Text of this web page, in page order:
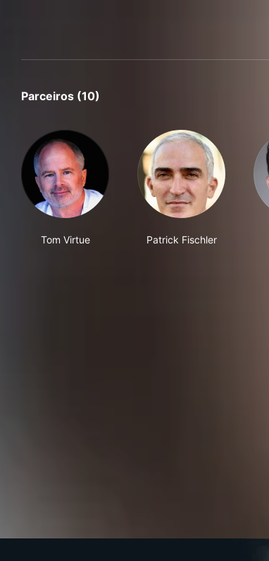
Parceiros (10)
Tom Virtue Patrick Fischler